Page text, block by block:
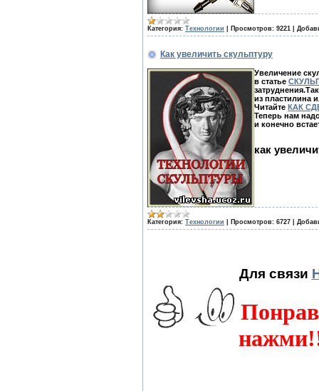
Категория: Технологии Просмотров: 9221
Как увеличить скульптуру
Увеличение
в статье
из пластилина
Читайте КАК
Теперь нам
и конечно
как
Категория: Технологии Просмотров: 6727
Для связи